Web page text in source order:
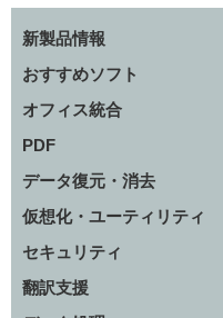
新製品情報
おすすめソフト
オフィス統合
PDF
データ復元・消去
仮想化・ユーティリティ
セキュリティ
翻訳支援